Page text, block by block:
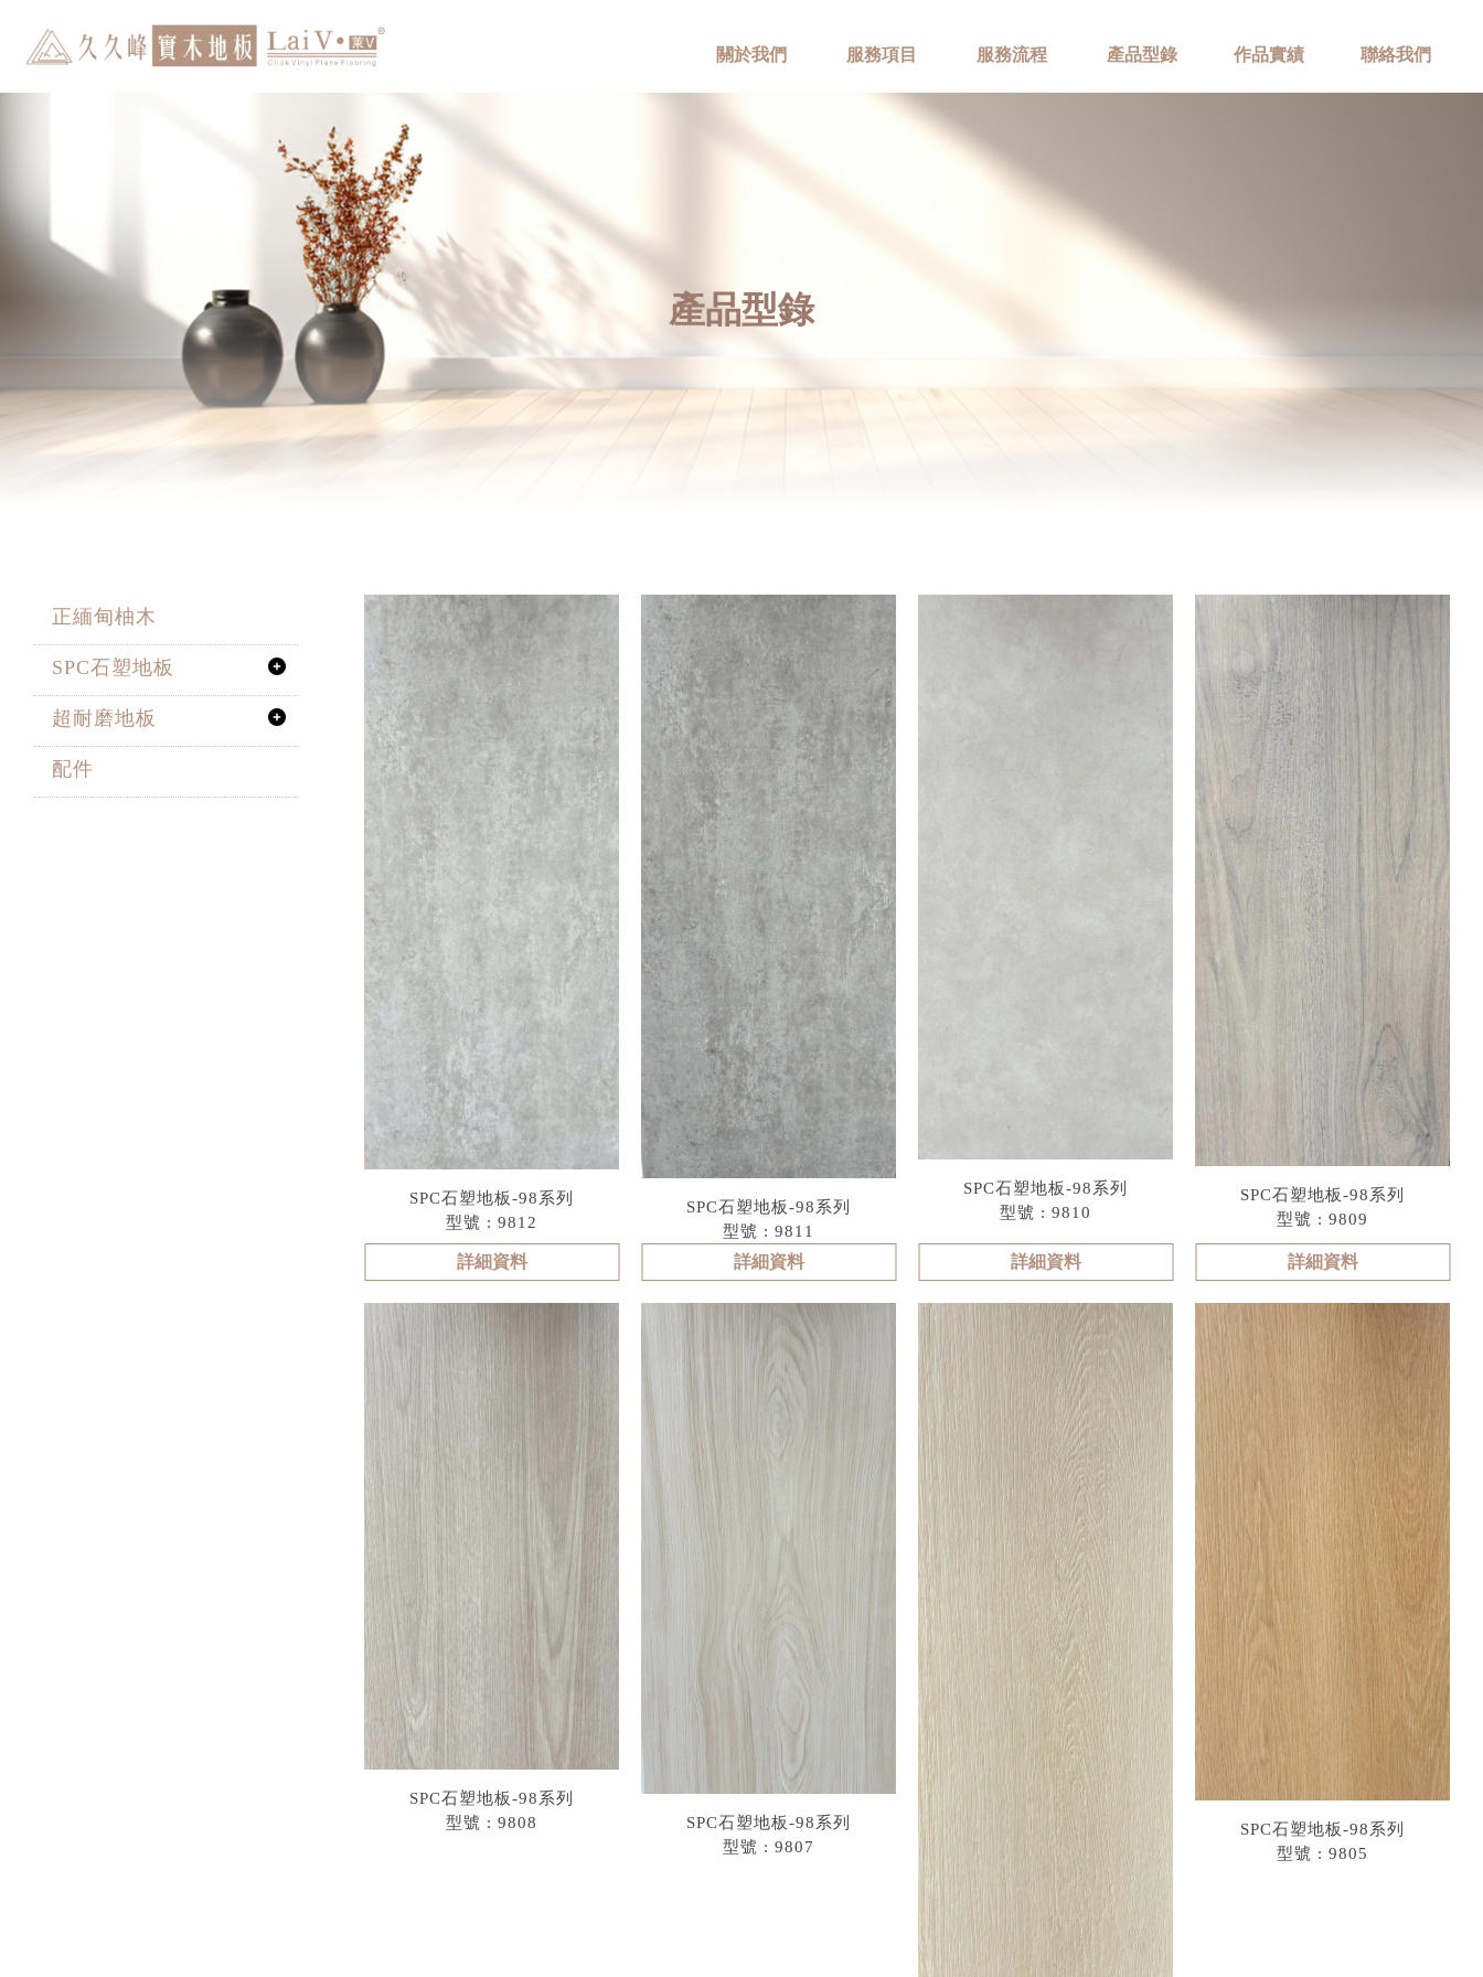
關於我們 服務項目 服務流程 產品型錄 作品實績 聯絡我們
產品型錄
正緬甸柚木
SPC石塑地板
超耐磨地板
配件
SPC石塑地板-98系列
型號 : 9812
詳細資料
SPC石塑地板-98系列
型號 : 9811
詳細資料
SPC石塑地板-98系列
型號 : 9810
詳細資料
SPC石塑地板-98系列
型號 : 9809
詳細資料
SPC石塑地板-98系列
型號 : 9808
SPC石塑地板-98系列
型號 : 9807
SPC石塑地板-98系列
型號 : 9805